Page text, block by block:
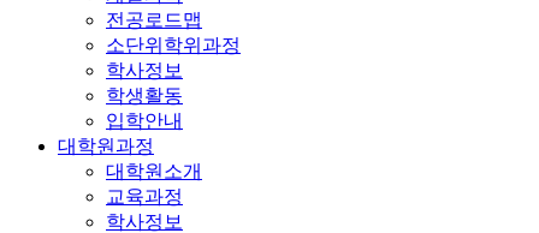
전공로드맵
소단위학위과정
학사정보
학생활동
입학안내
대학원과정
대학원소개
교육과정
학사정보